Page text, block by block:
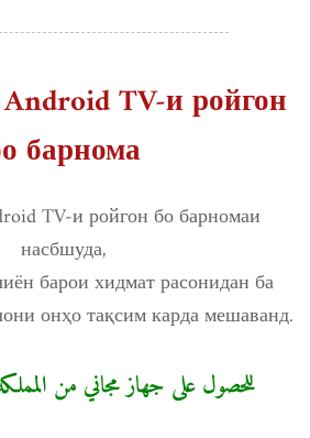
TV-и ройгон
барнома
TV-и ройгон бо барномаи
насбшуда,
барои хидмат расонидан ба
онҳо тақсим карда мешаванд.
للحصول على جهاز مجاني من